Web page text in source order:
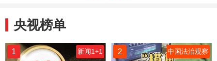
央视榜单
1 新闻1+1 2 中国法治观察